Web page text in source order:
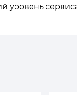
уровень